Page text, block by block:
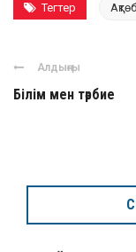
Тегтер
Алдыңғы
Білім мен тәрбие